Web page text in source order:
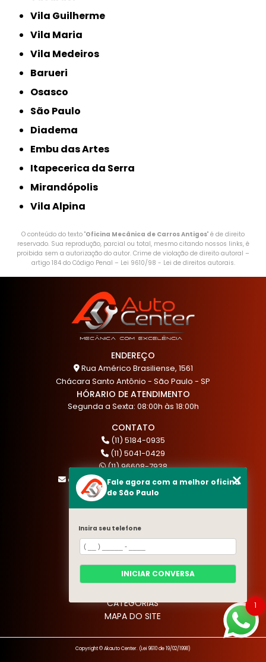
Vila Guilherme
Vila Maria
Vila Medeiros
Barueri
Osasco
São Paulo
Diadema
Embu das Artes
Itapecerica da Serra
Mirandópolis
Vila Alpina
O conteúdo do texto "Oficina Mecânica de Carros Antigos" é de direito
reservado. Sua reprodução, parcial ou total, mesmo citando nossos links, é
proibida sem a autorização do autor. Crime de violação de direito autoral –
artigo 184 do Código Penal – Lei 9610/98 - Lei de direitos autorais.
ENDEREÇO
Rua Américo Brasiliense, 1561
Chácara Santo Antônio - São Paulo - SP
HÓRARIO DE ATENDIMENTO
Segunda a Sexta: 08:00h às 18:00h
CONTATO
(11) 5184-0935
(11) 5041-0429
(11) 96608-7938
atendimento@akautocenter.com.br
MENU
HOME
QUEM SOMOS
SERVIÇOS
BLOG
CATEGORIAS
MAPA DO SITE
Copyright © Akauto Center. (Lei 9610 de 19/02/1998)
1
Fale agora com a melhor oficina
de São Paulo
Insira seu telefone
INICIAR CONVERSA